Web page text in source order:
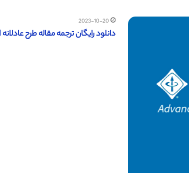
2023-10-20
دانلود رایگان ترجمه مقاله طرح عادلانه MAX-MIN برای کانال های تداخلی MIMO (نشریه 2019 IEEE )